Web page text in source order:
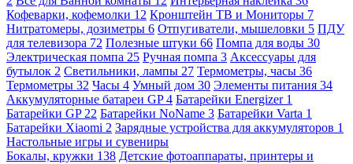
Кофеварки, кофемолки 12 Кронштейн ТВ и Мониторы 7
Нитратомеры, дозиметры 6 Отпугиватели, мышеловки 5 ПДУ
для телевизора 72 Полезные штуки 66 Помпа для воды 30
Электрическая помпа 25 Ручная помпа 3 Аксессуары для
бутылок 2 Светильники, лампы 27 Термометры, часы 36
Термометры 32 Часы 4 Умный дом 30 Элементы питания 34
Аккумуляторные батареи GP4 Батарейки Energizer 1
Батарейки GP 22 Батарейки NoName 3 Батарейки Varta 1
Батарейки Xiaomi 2 Зарядные устройства для аккумуляторов 1
Настольные игры и сувениры
Бокалы, кружки 138 Детские фотоаппараты, принтеры и